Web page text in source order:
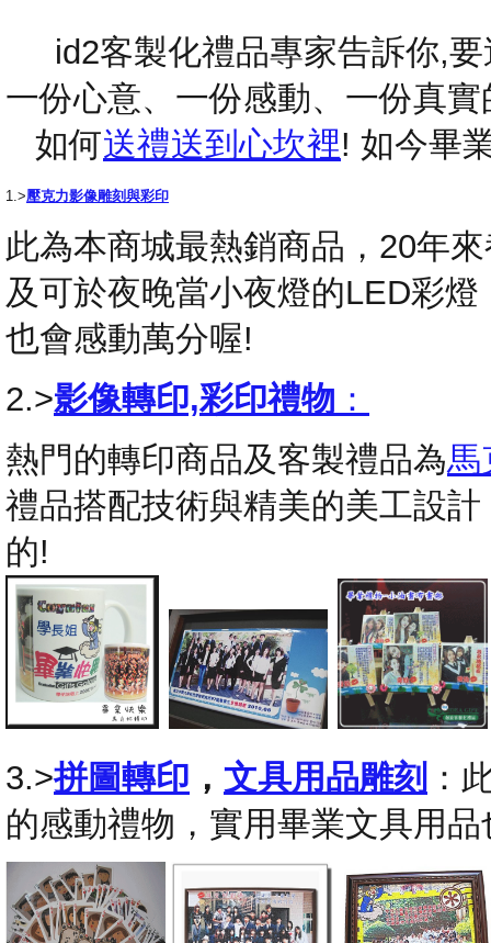
id2客製化禮品專家告訴你,要
一份心意、一份感動、一份真
如何送禮送到心坎裡! 如今畢
1.>壓克力影像雕刻與彩印
此為本商城最熱銷商品，20年
及可於夜晚當小夜燈的LED彩
也會感動萬分喔!
2.>影像轉印,彩印禮物 ：
熱門的轉印商品及客製禮品為馬
禮品搭配技術與精美的美工設
的!
3.>拼圖轉印 ， 文具用品雕刻 ：
的感動禮物，實用畢業文具用